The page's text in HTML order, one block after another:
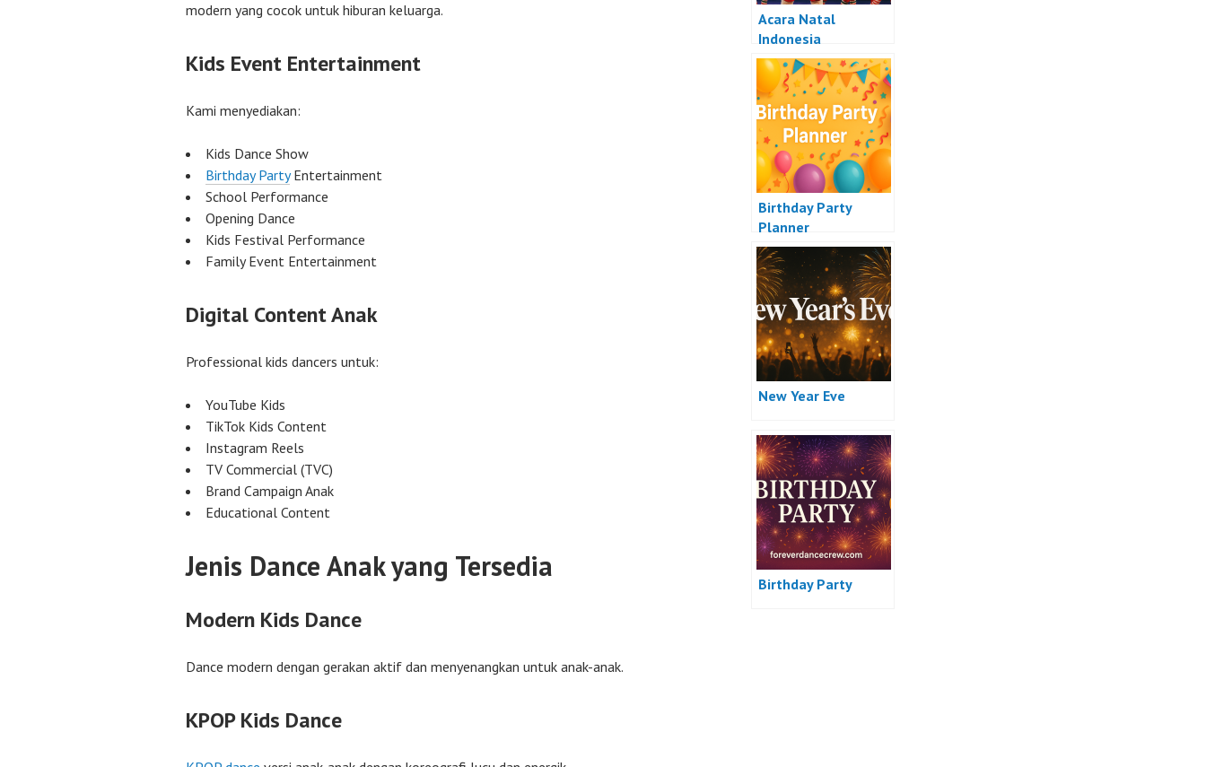
modern yang cocok untuk hiburan keluarga.
Kids Event Entertainment
Kami menyediakan:
Kids Dance Show
Birthday PartyEntertainment
School Performance
Opening Dance
Kids Festival Performance
Family Event Entertainment
Digital Content Anak
Professional kids dancers untuk:
YouTube Kids
TikTok Kids Content
Instagram Reels
TV Commercial (TVC)
Brand Campaign Anak
Educational Content
Jenis Dance Anak yang Tersedia
Modern Kids Dance
Dance modern dengan gerakan aktif dan menyenangkan untuk anak-anak.
KPOP Kids Dance
Acara Natal
Indonesia
Birthday Party
Planner
New Year Eve
Birthday Party